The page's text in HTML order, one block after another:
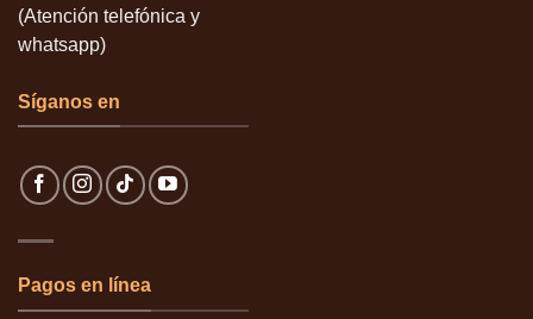
(Atención telefónica y
whatsapp)
Síganos en
Pagos en línea